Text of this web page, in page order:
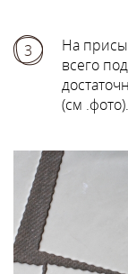
3
На
всего
(см .фото).